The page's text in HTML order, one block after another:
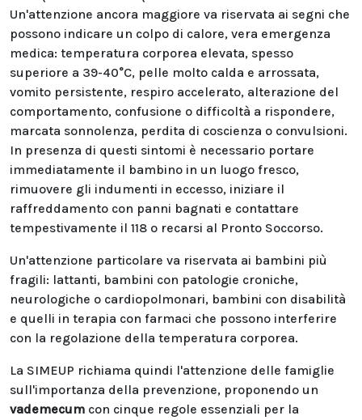
Un'attenzione ancora maggiore va riservata ai segni che
possono indicare un colpo di calore, vera emergenza
medica: temperatura corporea elevata, spesso
superiore a 39-40°C, pelle molto calda e arrossata,
vomito persistente, respiro accelerato, alterazione del
comportamento, confusione o difficoltà a rispondere,
marcata sonnolenza, perdita di coscienza o convulsioni.
In presenza di questi sintomi è necessario portare
immediatamente il bambino in un luogo fresco,
rimuovere gli indumenti in eccesso, iniziare il
raffreddamento con panni bagnati e contattare
tempestivamente il 118 o recarsi al Pronto Soccorso.
Un'attenzione particolare va riservata ai bambini più
fragili: lattanti, bambini con patologie croniche,
neurologiche o cardiopolmonari, bambini con disabilità
e quelli in terapia con farmaci che possono interferire
con la regolazione della temperatura corporea.
La SIMEUP richiama quindi l'attenzione delle famiglie
sull'importanza della prevenzione, proponendo un
vademecum con cinque regole essenziali per la